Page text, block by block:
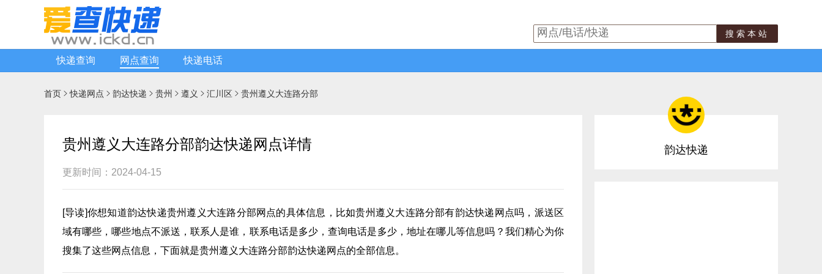
搜索本站
快递查询 网点查询 快递电话
首页 快递网点  韵达快递  贵州  遵义  汇川区  贵州遵义大连路分部
贵州遵义大连路分部韵达快递网点详情
更新时间：2024-04-15
[导读]你想知道韵达快递贵州遵义大连路分部网点的具体信息，比如贵州遵义大连路分部有韵达快递 网点吗，派送区
域有哪些，哪些地点不派送，联系人是谁，联系电话是多少，查询电话是多少，地址在哪儿等信息吗？我们精心为你
搜集了这些网点信息，下面就是贵州遵义大连路分部韵达快递网点的全部信息。
韵达快递